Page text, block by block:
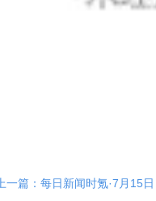
上一篇：每日新闻时氪·7月15日